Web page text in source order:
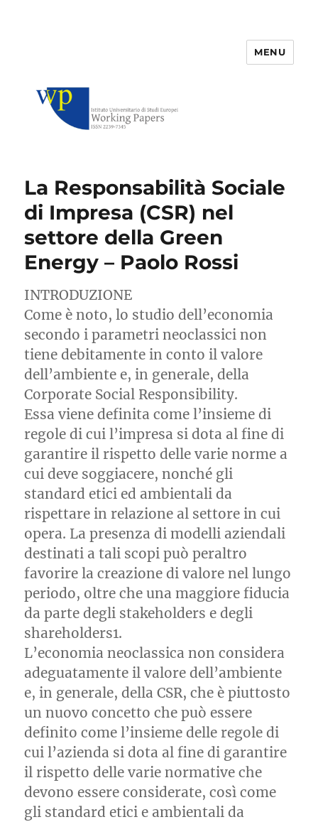
MENU
La Responsabilità Sociale
di Impresa (CSR) nel
settore della Green
Energy – Paolo Rossi
INTRODUZIONE
Come è noto, lo studio dell’economia
secondo i parametri neoclassici non
tiene debitamente in conto il valore
dell’ambiente e, in generale, della
Corporate Social Responsibility.
Essa viene definita come l’insieme di
regole di cui l’impresa si dota al fine di
garantire il rispetto delle varie norme a
cui deve soggiacere, nonché gli
standard etici ed ambientali da
rispettare in relazione al settore in cui
opera. La presenza di modelli aziendali
destinati a tali scopi può peraltro
favorire la creazione di valore nel lungo
periodo, oltre che una maggiore fiducia
da parte degli stakeholders e degli
shareholders1.
L’economia neoclassica non considera
adeguatamente il valore dell’ambiente
e, in generale, della CSR, che è piuttosto
un nuovo concetto che può essere
definito come l’insieme delle regole di
cui l’azienda si dota al fine di garantire
il rispetto delle varie normative che
devono essere considerate, così come
gli standard etici e ambientali da